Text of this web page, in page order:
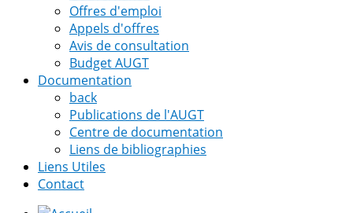
Offres d'emploi
Appels d'offres
Avis de consultation
Budget AUGT
Documentation
back
Publications de l'AUGT
Centre de documentation
Liens de bibliographies
Liens Utiles
Contact